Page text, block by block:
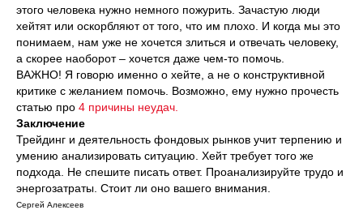
этого человека нужно немного пожурить. Зачастую люди
хейтят или оскорбляют от того, что им плохо. И когда мы это
понимаем, нам уже не хочется злиться и отвечать человеку,
а скорее наоборот – хочется даже чем-то помочь.
ВАЖНО! Я говорю именно о хейте, а не о конструктивной
критике с желанием помочь. Возможно, ему нужно прочесть
статью про 4 причины неудач.
Заключение
Трейдинг и деятельность фондовых рынков учит терпению и
умению анализировать ситуацию. Хейт требует того же
подхода. Не спешите писать ответ. Проанализируйте трудо и
энергозатраты. Стоит ли оно вашего внимания.
Сергей Алексеев